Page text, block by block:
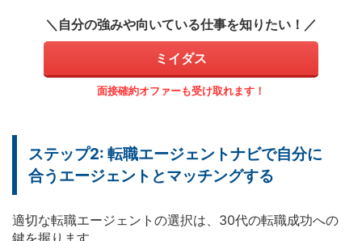
＼自分の強みや向いている仕事を知りたい！／
ミイダス
面接確約オファーも受け取れます！
ステップ2: 転職エージェントナビで自分に
合うエージェントとマッチングする
適切な転職エージェントの選択は、30代の転職成功への